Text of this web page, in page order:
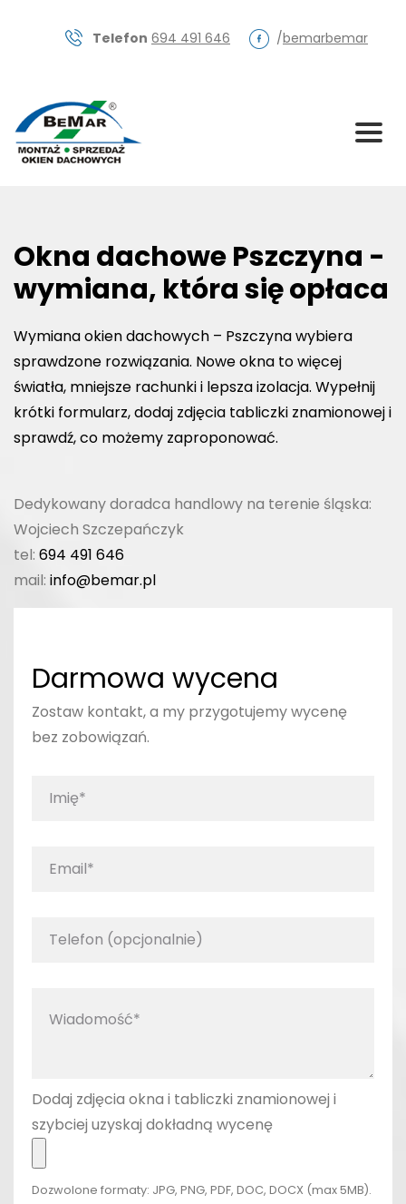
Telefon 694 491 646 /bemarbemar
Okna dachowe Pszczyna -
wymiana, która się opłaca
Wymiana okien dachowych – Pszczyna wybiera
sprawdzone rozwiązania. Nowe okna to więcej
światła, mniejsze rachunki i lepsza izolacja. Wypełnij
krótki formularz, dodaj zdjęcia tabliczki znamionowej i
sprawdź, co możemy zaproponować.
Dedykowany doradca handlowy na terenie śląska:
Wojciech Szczepańczyk
tel: 694 491 646
mail: info@bemar.pl
Darmowa wycena
Zostaw kontakt, a my przygotujemy wycenę
bez zobowiązań.
Dodaj zdjęcia okna i tabliczki znamionowej i
szybciej uzyskaj dokładną wycenę
Dozwolone formaty: JPG, PNG, PDF, DOC, DOCX (max 5MB).